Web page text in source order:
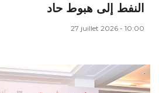
النفط إلى هبوط حاد
27 juillet 2026 - 10:00